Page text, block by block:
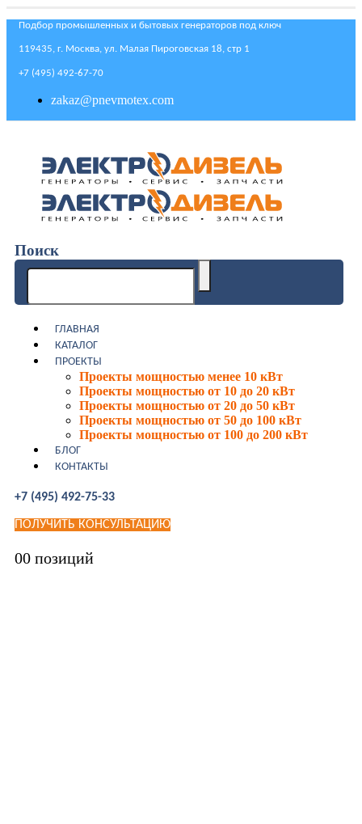
Подбор промышленных и бытовых генераторов под ключ
119435, г. Москва, ул. Малая Пироговская 18, стр 1
+7 (495) 492-67-70
zakaz@pnevmotex.com
Поиск
ГЛАВНАЯ
КАТАЛОГ
ПРОЕКТЫ
Проекты мощностью менее 10 кВт
Проекты мощностью от 10 до 20 кВт
Проекты мощностью от 20 до 50 кВт
Проекты мощностью от 50 до 100 кВт
Проекты мощностью от 100 до 200 кВт
БЛОГ
КОНТАКТЫ
+7 (495) 492-75-33
ПОЛУЧИТЬ КОНСУЛЬТАЦИЮ
00 позиций